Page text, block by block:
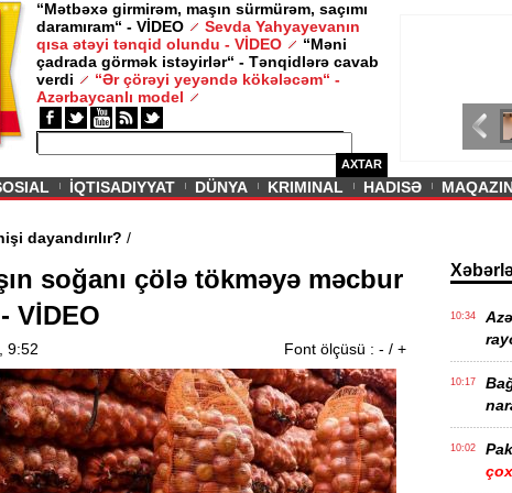
“Mətbəxə girmirəm, maşın sürmürəm, saçımı
daramıram“ - VİDEO
Sevda Yahyayevanın
qısa ətəyi tənqid olundu - VİDEO
“Məni
çadrada görmək istəyirlər“ - Tənqidlərə cavab
verdi
“Ər çörəyi yeyəndə kökələcəm“ -
Azərbaycanlı model
AXTAR
Sevda
İQTISADIYYAT DÜNYA KRIMINAL HADISƏ
ödənişi dayandırılır?
soğanı çölə tökməyə məcbur
VİDEO
9:52 Font ölçüsü : - / +
10:34
10:17
10:02